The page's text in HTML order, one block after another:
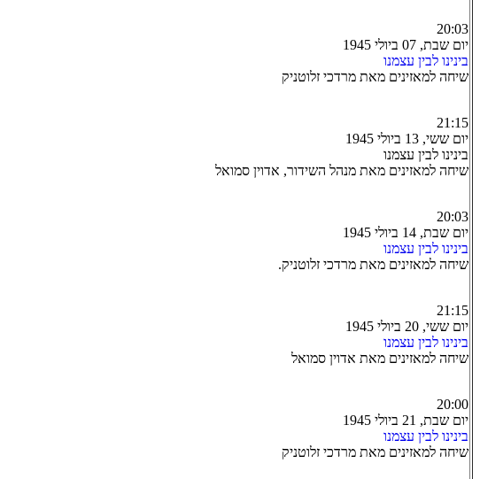
20:03
יום שבת, 07 ביולי 1945
בינינו לבין עצמנו
שיחה למאזינים מאת מרדכי זלוטניק
21:15
יום ששי, 13 ביולי 1945
בינינו לבין עצמנו
שיחה למאזינים מאת מנהל השידור, אדוין סמואל
20:03
יום שבת, 14 ביולי 1945
בינינו לבין עצמנו
שיחה למאזינים מאת מרדכי זלוטניק.
21:15
יום ששי, 20 ביולי 1945
בינינו לבין עצמנו
שיחה למאזינים מאת אדוין סמואל
20:00
יום שבת, 21 ביולי 1945
בינינו לבין עצמנו
שיחה למאזינים מאת מרדכי זלוטניק